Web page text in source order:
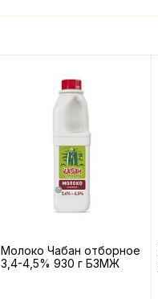
Молоко Чабан отборное
3,4-4,5% 930 г БЗМЖ